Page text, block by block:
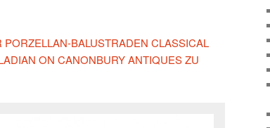
BALUSTRADEN CLASSICAL
ON CANONBURY ANTIQUES ZU